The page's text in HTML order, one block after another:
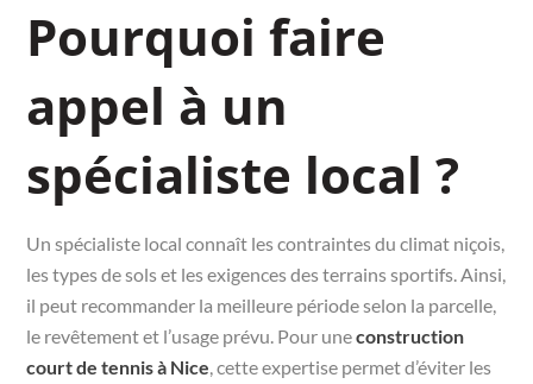
Pourquoi faire
appel à un
spécialiste local ?
Un spécialiste local connaît les contraintes du climat niçois,
les types de sols et les exigences des terrains sportifs. Ainsi,
il peut recommander la meilleure période selon la parcelle,
le revêtement et l’usage prévu. Pour uneconstruction
court de tennis à Nice, cette expertise permet d’éviter les